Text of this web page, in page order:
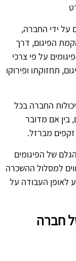
על ידי החברה,
הפיגום, דרך
על פי צרכי
תחזוקתו ופירוקו
החברה בכל
בין אם מדובר
מברזל.
של הפיגומים
למסלול ההשכרה
לאופן העבודה על
חברה